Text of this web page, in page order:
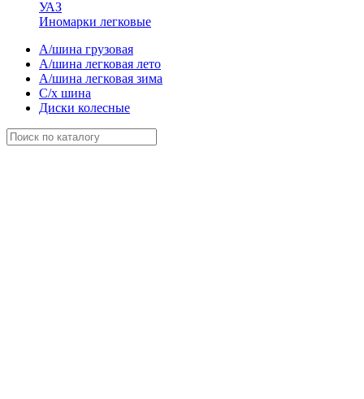
УАЗ
Иномарки легковые
А/шина грузовая
А/шина легковая лето
А/шина легковая зима
С/х шина
Диски колесные